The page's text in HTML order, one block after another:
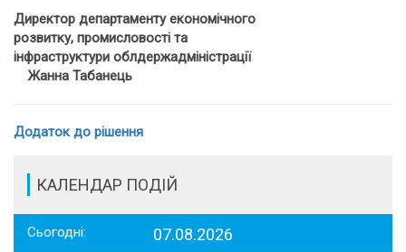
Директор департаменту економічного
розвитку, промисловості та
інфраструктури облдержадміністрації
Жанна Табанець
Додаток до рішення
КАЛЕНДАР ПОДІЙ
Сьогодні: 07.08.2026